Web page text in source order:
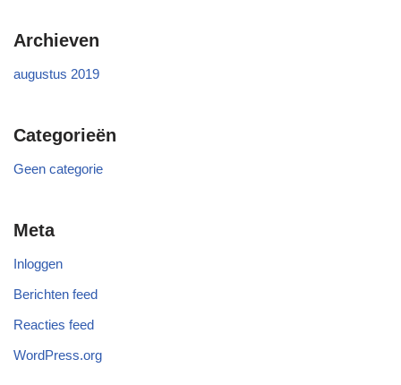
Archieven
augustus 2019
Categorieën
Geen categorie
Meta
Inloggen
Berichten feed
Reacties feed
WordPress.org